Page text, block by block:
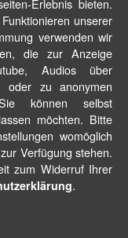
Erlebnis bieten.
unserer
verwenden wir
die zur Anzeige
Audios über
oder zu anonymen
können selbst
möchten. Bitte
womöglich
Verfügung stehen.
zum Widerruf Ihrer
.